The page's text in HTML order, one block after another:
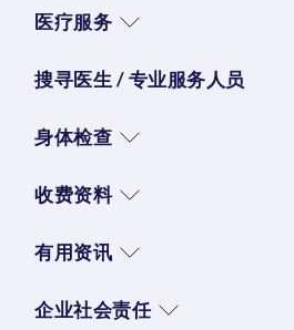
医疗服务
搜寻医生 / 专业服务人员
身体检查
收费资料
有用资讯
企业社会责任